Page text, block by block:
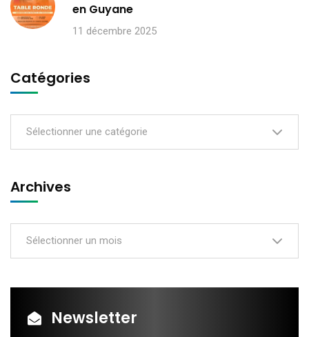
en Guyane
11 décembre 2025
Catégories
Sélectionner une catégorie
Archives
Sélectionner un mois
Newsletter